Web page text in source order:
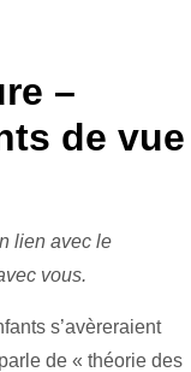
–
de vue
lien avec le
vous.
s’avèreraient
de « théorie des